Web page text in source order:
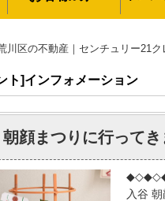
川区の不動産｜センチュリー21
ト]インフォメーション
顔まつりに行ってき
入谷